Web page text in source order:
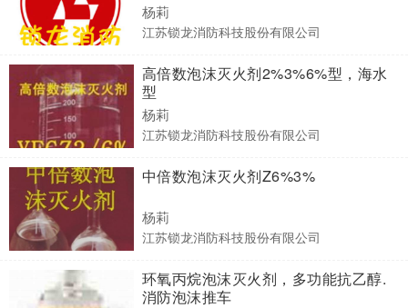
杨莉
江苏锁龙消防科技股份有限公司
高倍数泡沫灭火剂2%3%6%型，海水
型
杨莉
江苏锁龙消防科技股份有限公司
中倍数泡沫灭火剂Z6%3%
杨莉
江苏锁龙消防科技股份有限公司
环氧丙烷泡沫灭火剂，多功能抗乙醇.
消防泡沫推车